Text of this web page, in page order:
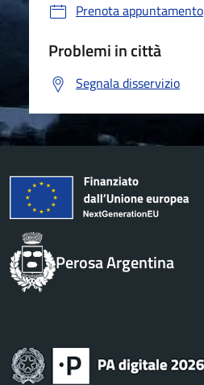
Prenota appuntamento
Problemi in città
Segnala disservizio
Perosa Argentina